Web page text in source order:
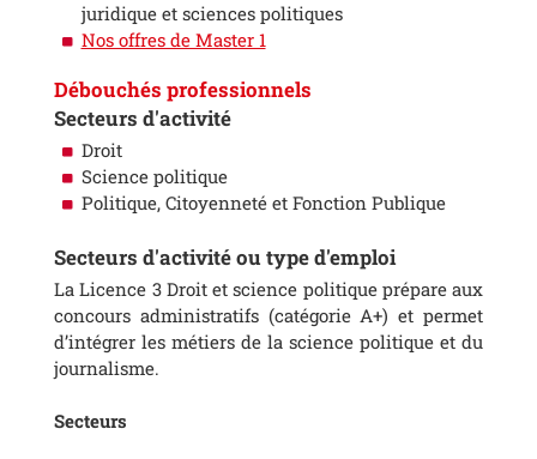
juridique et sciences politiques
Nos offres de Master 1
Débouchés professionnels
Secteurs d'activité
Droit
Science politique
Politique, Citoyenneté et Fonction Publique
Secteurs d'activité ou type d'emploi
La Licence 3 Droit et science politique prépare aux
concours administratifs (catégorie A+) et permet
d’intégrer les métiers de la science politique et du
journalisme.
Secteurs